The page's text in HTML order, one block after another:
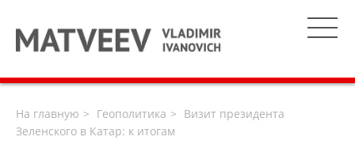
На главную Геополитика
Визит президента
Зеленского в Катар: к итогам